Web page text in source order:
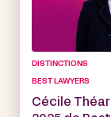
DISTINCTIONS
BEST LAWYERS
Cécile